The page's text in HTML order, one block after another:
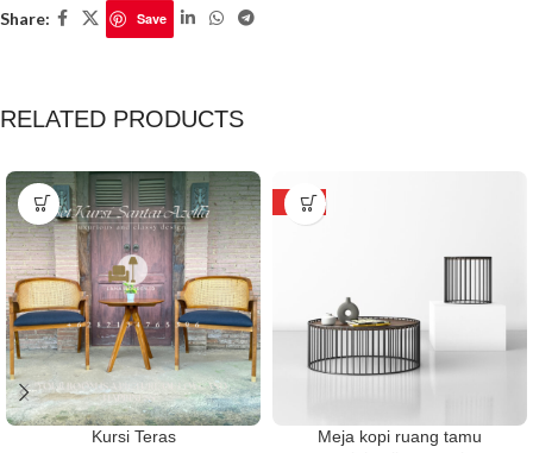
Share: Save
RELATED PRODUCTS
Kursi Teras
HOT
Meja kopi ruang tamu